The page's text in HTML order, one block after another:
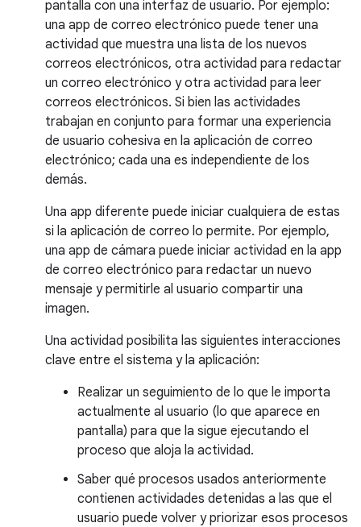
pantalla con una interfaz de usuario. Por ejemplo:
una app de correo electrónico puede tener una
actividad que muestra una lista de los nuevos
correos electrónicos, otra actividad para redactar
un correo electrónico y otra actividad para leer
correos electrónicos. Si bien las actividades
trabajan en conjunto para formar una experiencia
de usuario cohesiva en la aplicación de correo
electrónico; cada una es independiente de los
demás.
Una app diferente puede iniciar cualquiera de estas
si la aplicación de correo lo permite. Por ejemplo,
una app de cámara puede iniciar actividad en la app
de correo electrónico para redactar un nuevo
mensaje y permitirle al usuario compartir una
imagen.
Una actividad posibilita las siguientes interacciones
clave entre el sistema y la aplicación:
Realizar un seguimiento de lo que le importa
actualmente al usuario (lo que aparece en
pantalla) para que la sigue ejecutando el
proceso que aloja la actividad.
Saber qué procesos usados anteriormente
contienen actividades detenidas a las que el
usuario puede volver y priorizar esos procesos